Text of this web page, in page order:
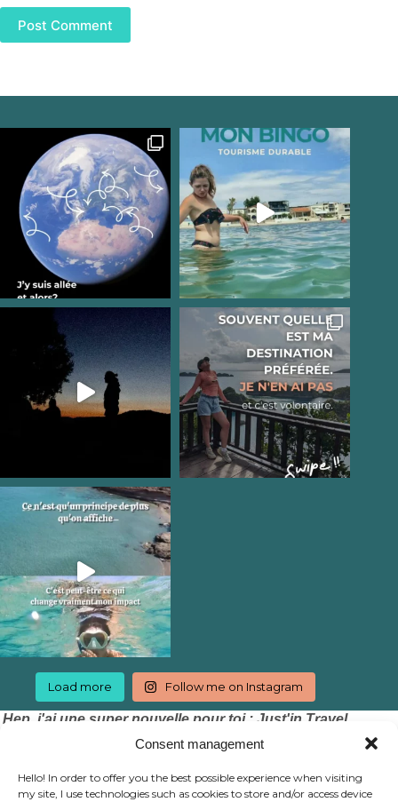
Consent management
Hello! In order to offer you the best possible experience when visiting
my site, I use technologies such as cookies to store and/or access device
Post Comment
Load more Follow me on Instagram
Hep, j'ai une super nouvelle pour toi : Just'in Travel
accepte les chèques vacances !